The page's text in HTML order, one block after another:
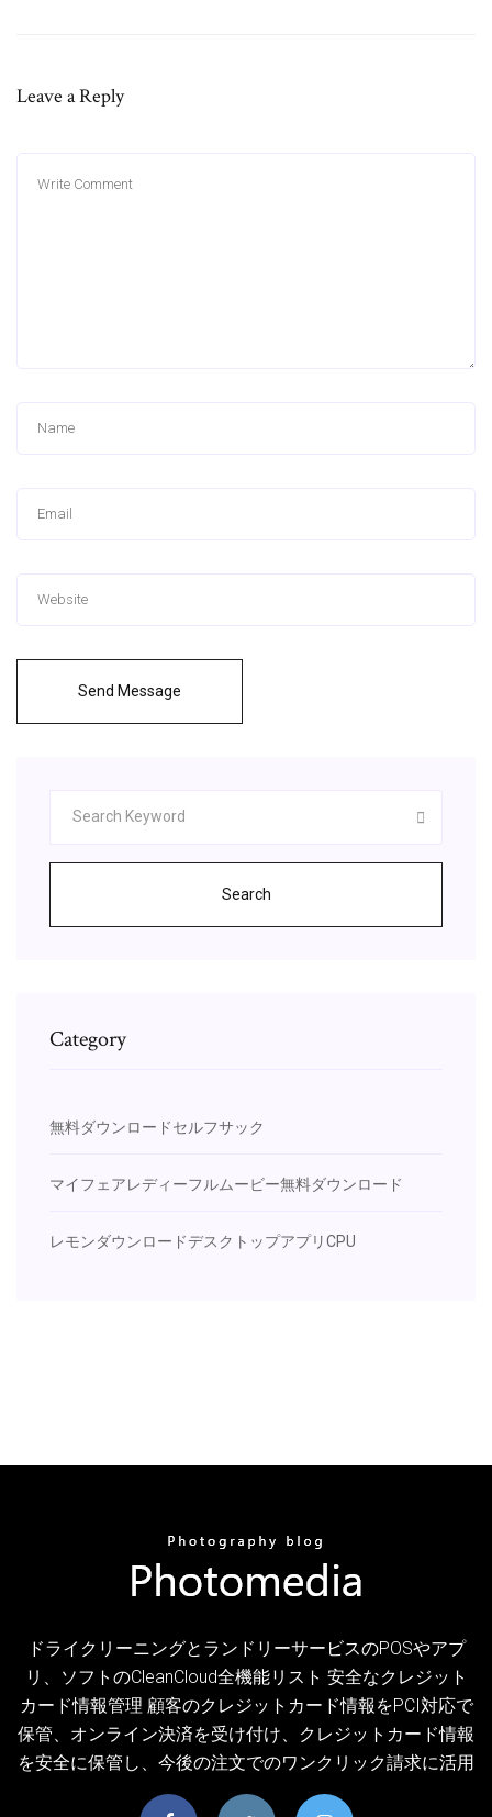
Leave a Reply
Send Message
Search
Category
無料ダウンロードセルフサック
マイフェアレディーフルムービー無料ダウンロード
レモンダウンロードデスクトップアプリCPU
ドライクリーニングとランドリーサービスのPOSやアプ
リ、ソフトのCleanCloud全機能リスト 安全なクレジット
カード情報管理 顧客のクレジットカード情報をPCI対応で
保管、オンライン決済を受け付け、クレジットカード情報
を安全に保管し、今後の注文でのワンクリック請求に活用